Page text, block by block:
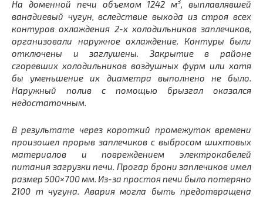
На доменной печи объемом 1242 м3, выплавлявшей
ванадиевый чугун, вследствие выхода из строя всех
контуров охлаждения 2-х холодильников заплечиков,
организовали наружное охлаждение. Контуры были
отключены и заглушены. Закрытие в районе
сгоревших холодильников воздушных фурм или хотя
бы уменьшение их диаметра выполнено не было.
Наружный полив с помощью брызгал оказался
недостаточным.
В результате через короткий промежуток времени
произошел прорыв заплечиков с выбросом шихтовых
материалов и повреждением электрокабелей
питания загрузки печи. Прогар брони заплечиков имел
размер 500×700 мм. Из-за простоя печи было потеряно
2100 т чугуна. Авария могла быть предотвращена